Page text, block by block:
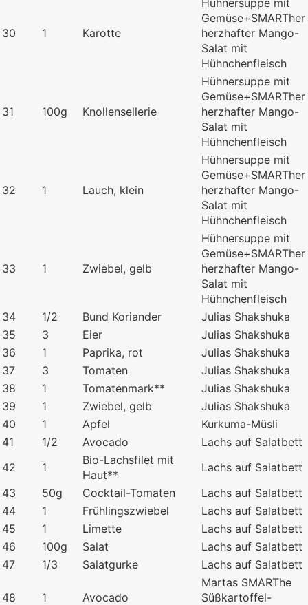
30 1 Karotte
Hühnersuppe mit
Gemüse+SMARTher
herzhafter Mango-
Salat mit
Hühnchenfleisch
31 100g Knollensellerie
Hühnersuppe mit
Gemüse+SMARTher
herzhafter Mango-
Salat mit
Hühnchenfleisch
32 1 Lauch, klein
Hühnersuppe mit
Gemüse+SMARTher
herzhafter Mango-
Salat mit
Hühnchenfleisch
33 1 Zwiebel, gelb
Hühnersuppe mit
Gemüse+SMARTher
herzhafter Mango-
Salat mit
Hühnchenfleisch
34
1/2 Bund Koriander
Julias Shakshuka
35
3 Eier
Julias Shakshuka
36
1 Paprika, rot
Julias Shakshuka
37
3 Tomaten
Julias Shakshuka
38
1 Tomatenmark**
Julias Shakshuka
39
1 Zwiebel, gelb
Julias Shakshuka
40
1 Apfel
Kurkuma-Müsli
41
1/2 Avocado
Lachs auf Salatbett
42
1
Bio-Lachsfilet mit
Haut**
Lachs auf Salatbett
43
50g Cocktail-Tomaten
Lachs auf Salatbett
44
1 Frühlingszwiebel
Lachs auf Salatbett
45
1 Limette
Lachs auf Salatbett
46
100g Salat
Lachs auf Salatbett
47
1/3 Salatgurke Lachs auf Salatbett
48 1 Avocado
Martas SMARThe
Süßkartoffel-